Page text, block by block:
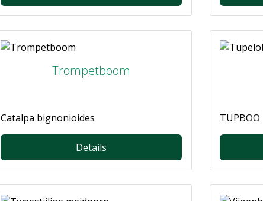
Trompetboom
Catalpa bignonioides
Details
TUPBOO